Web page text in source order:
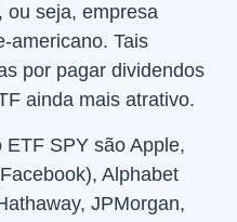
ou seja, empresa
americano. Tais
por pagar dividendos
ainda mais atrativo.
SPY são Apple,
Alphabet
JPMorgan,